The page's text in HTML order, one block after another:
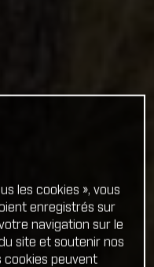
les cookies », vous
enregistrés sur
navigation sur le
site et soutenir nos
cookies peuvent